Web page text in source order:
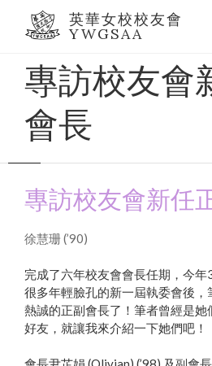
英華女校校友會
YWGSAA
專訪校友會
會長
專訪校友會新任
徐慧珊 (’90)
完成了六年校友會會長任期，今
很多年輕臉孔的新一屆執委會後
熱誠的正副會長了！筆者曾經是
好友，就讓我來介紹一下她們吧！